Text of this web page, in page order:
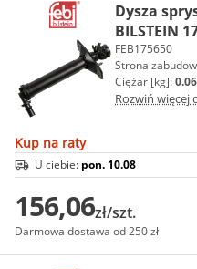
Dysza
BILSTEIN
FEB175650
Strona
Ciężar [kg]:0.06
Rozwiń więcej
Kup na raty
U ciebie: pon. 10.08
156,06zł/szt.
Darmowa dostawa od 250 zł